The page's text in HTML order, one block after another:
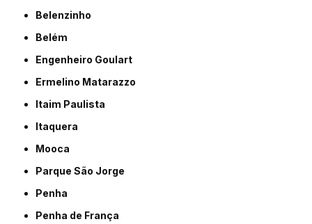
Belenzinho
Belém
Engenheiro Goulart
Ermelino Matarazzo
Itaim Paulista
Itaquera
Mooca
Parque São Jorge
Penha
Penha de França